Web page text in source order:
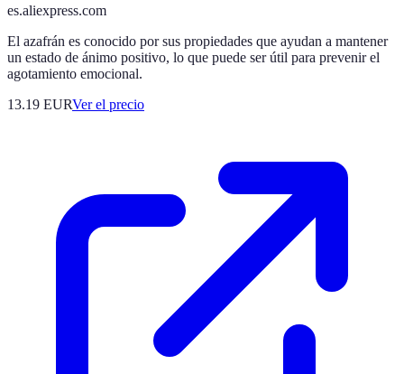
es.aliexpress.com
El azafrán es conocido por sus propiedades que ayudan a mantener
un estado de ánimo positivo, lo que puede ser útil para prevenir el
agotamiento emocional.
13.19 EURVer el precio